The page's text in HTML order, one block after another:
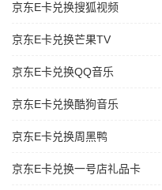
京东E卡兑换搜狐视频
京东E卡兑换芒果TV
京东E卡兑换QQ音乐
京东E卡兑换酷狗音乐
京东E卡兑换周黑鸭
京东E卡兑换一号店礼品卡